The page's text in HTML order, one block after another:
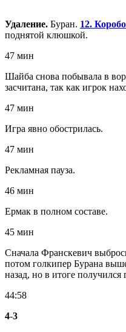
Удаление. Буран. 12.
поднятой клюшкой.
47 мин
Шайба снова побывала в
засчитана, так как игрок
47 мин
Игра явно обострилась.
47 мин
Рекламная пауза.
46 мин
Ермак в полном составе.
45 мин
Сначала Франскевич
потом голкипер Бурана
назад, но в итоге получился
44:58
4-3